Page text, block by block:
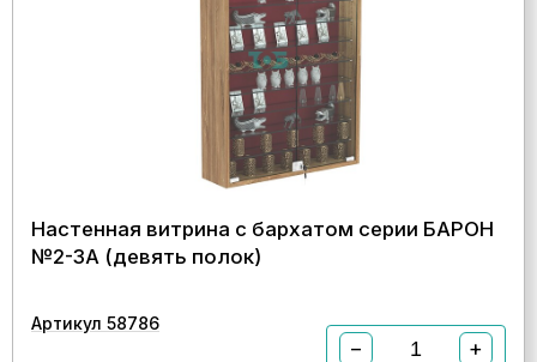
Настенная витрина с бархатом серии БАРОН
№2-3А (девять полок)
Артикул 58786
− +